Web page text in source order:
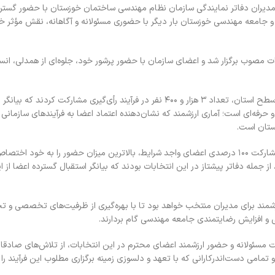
دفاتر نمایندگی سازمان نظام مهندسی ساختمان خوزستان با حضور
مهندسی خوزستان بار دیگر با حضوری مسئولانه و آگاهانه، نقش مؤثر
مصوب برگزار شد و اعضای سازمان با حضور پرشور خود، جلوه‌ای از همدلی،
بر اساس آمار نهایی، از مجموع ۴ هزار و ۱۵۶ عضو دارای حق رأی در سطح استان، تعداد ۳ هزار و ۴۰۰ نفر در فرآیند رأی‌گیری
و حرفه‌ای است؛ آماری ارزشمند که نشان‌دهنده اعتماد اعضا به فرآیندهای
است.
در میان دفاتر نمایندگی استان، دفاتر دشت آزادگان و شادگان با مشارکت ۱۰۰ درصدی اعضای واجد شرایط، بالاترین میزان حضور را به
باوی، لالی و شوش نیز با مشارکت بیش از ۹۵ درصد، از جمله دفاتر پیشتاز در این انتخابات بودند که بیانگر استقبال گسترده
برای مدیران منتخب خواهد بود تا با بهره‌گیری از ظرفیت‌های تخصصی و
افزایش رضایتمندی جامعه مهندسی گام بردارند.
و حضور ارزشمند اعضای محترم در این انتخابات، از تلاش‌های
دست‌اندرکارانی که با تعهد و دلسوزی زمینه برگزاری مطلوب این فرآیند را